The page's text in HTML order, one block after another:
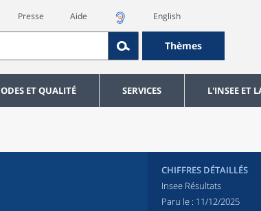
Presse Aide English
Thèmes
ET QUALITÉ SERVICES L'INSEE ET
CHIFFRES DÉTAILLÉS
Insee Résultats
Paru le : 11/12/2025